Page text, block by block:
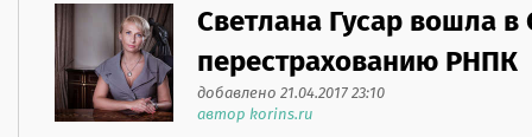
Светлана Гусар вошла в
перестрахованию РНПК
добавлено 21.04.2017 23:10
автор korins.ru